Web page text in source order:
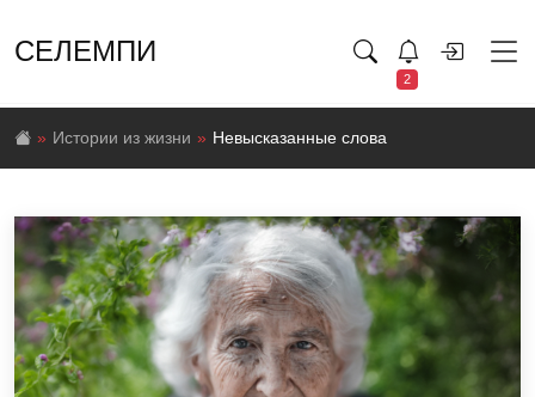
СЕЛЕМПИ
2
Истории из жизни Невысказанные слова